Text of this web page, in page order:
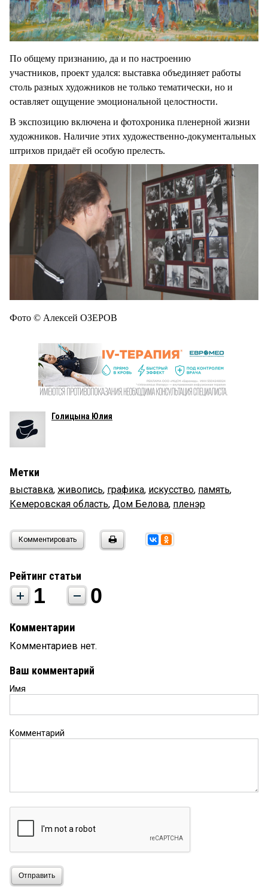
По общему признанию, да и по настроению
участников, проект удался: выставка объединяет работы
столь разных художников не только тематически, но и
оставляет ощущение эмоциональной целостности.
В экспозицию включена и фотохроника пленерной жизни
художников. Наличие этих художественно-документальных
штрихов придаёт ей особую прелесть.
Фото © Алексей ОЗЕРОВ
Голицына Юлия
Метки
выставка, живопись, графика, искусство, память,
Кемеровская область, Дом Белова, пленэр
Комментировать
Рейтинг статьи
1 0
Комментарии
Комментариев нет.
Ваш комментарий
Имя
Комментарий
Отправить